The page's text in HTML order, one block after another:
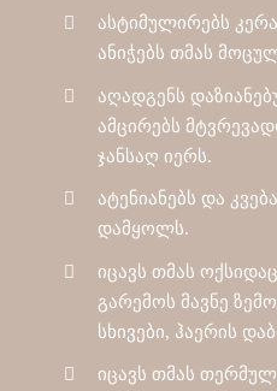
ასტიმულირებს
ანიჭებს თმას
აღადგენს
ამცირებს
ჯანსაღ იერს.
ატენიანებს და
დამყოლს.
იცავს თმას
გარემოს მავნე
სხივები, ჰაერის
იცავს თმას